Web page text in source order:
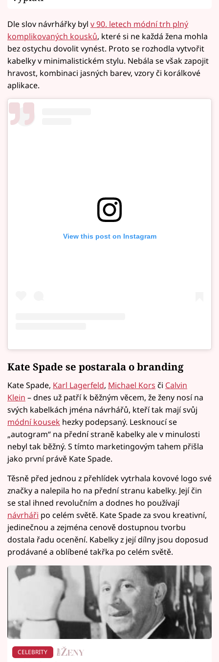
Dle slov návrhářky byl v 90. letech módní trh plný
komplikovaných kousků, které si ne každá žena mohla
bez ostychu dovolit vynést. Proto se rozhodla vytvořit
kabelky v minimalistickém stylu. Nebála se však zapojit
hravost, kombinaci jasných barev, vzory či korálkové
aplikace.
View this post on Instagram
Kate Spade se postarala o branding
Kate Spade, Karl Lagerfeld, Michael Kors či Calvin
Klein – dnes už patří k běžným věcem, že ženy nosí na
svých kabelkách jména návrhářů, kteří tak mají svůj
módní kousek hezky podepsaný. Lesknoucí se
„autogram“ na přední straně kabelky ale v minulosti
nebyl tak běžný. S tímto marketingovým tahem přišla
jako první právě Kate Spade.
Těsně před jednou z přehlídek vytrhala kovové logo své
značky a nalepila ho na přední stranu kabelky. Její čin
se stal ihned revolučním a dodnes ho používají
návrháři po celém světě. Kate Spade za svou kreativní,
jedinečnou a zejména cenově dostupnou tvorbu
dostala řadu ocenění. Kabelky z její dílny jsou doposud
prodávané a oblíbené takřka po celém světě.
CELEBRITY